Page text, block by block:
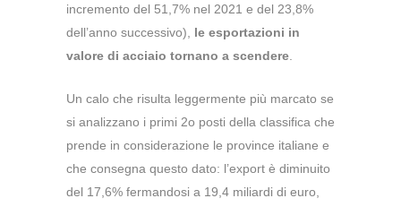
incremento del 51,7% nel 2021 e del 23,8%
dell’anno successivo), le esportazioni in
valore di acciaio tornano a scendere
Un calo che risulta leggermente più marcato se
si analizzano i primi 2o posti della classifica che
prende in considerazione le province italiane e
che consegna questo dato: l’export è diminuito
del 17,6% fermandosi a 19,4 miliardi di euro,